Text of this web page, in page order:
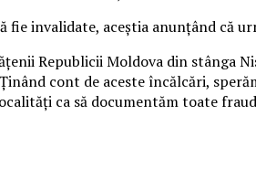
fie invalidate, aceştia anunţând că
Republicii Moldova din stânga
cont de aceste încălcări,
ca să documentăm toate